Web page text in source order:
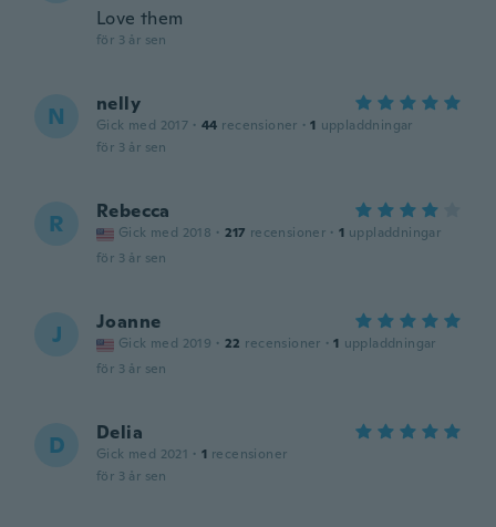
Love them
för 3 år sen
N nelly
Gick med 2017 · 44 recensioner · 1 uppladdningar
för 3 år sen
R Rebecca
Gick med 2018 · 217 recensioner · 1 uppladdningar
för 3 år sen
J Joanne
Gick med 2019 · 22 recensioner · 1 uppladdningar
för 3 år sen
D Delia
Gick med 2021 · 1 recensioner
för 3 år sen